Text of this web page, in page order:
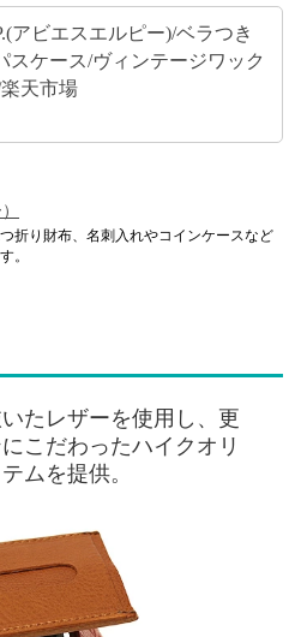
アビエスエルピー)/ベラつき
スケース/ヴィンテージワック
天市場
折り財布、名刺入れやコインケースなど
。
たレザーを使用し、更
こだわったハイクオリ
ムを提供。